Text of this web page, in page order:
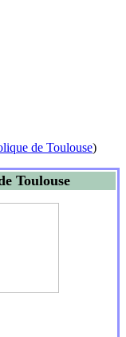
de Toulouse)
Toulouse